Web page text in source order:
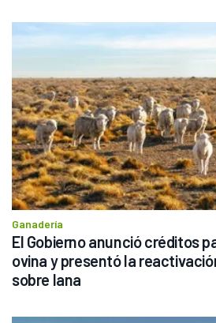
Ganadería
El Gobierno anunció créditos
ovina y presentó la
sobre lana